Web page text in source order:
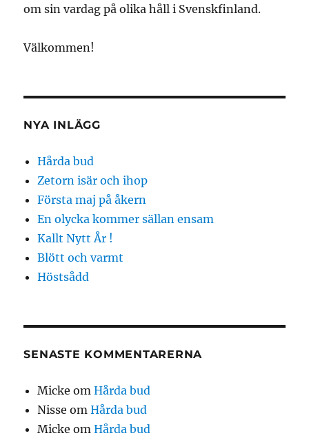
om sin vardag på olika håll i Svenskfinland.
Välkommen!
NYA INLÄGG
Hårda bud
Zetorn isär och ihop
Första maj på åkern
En olycka kommer sällan ensam
Kallt Nytt År !
Blött och varmt
Höstsådd
SENASTE KOMMENTARERNA
Micke omHårda bud
Nisse omHårda bud
Micke omHårda bud